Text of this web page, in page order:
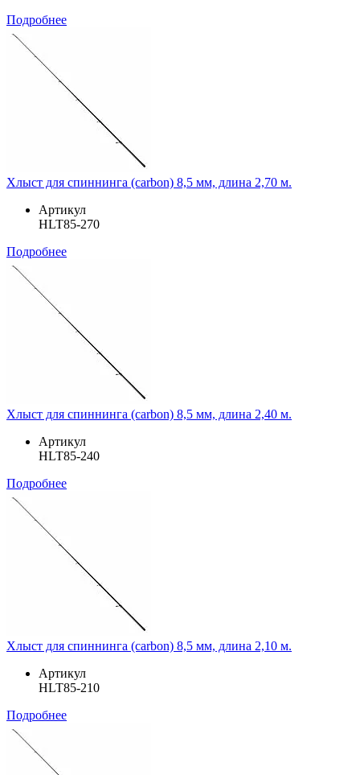
Подробнее
Хлыст для спиннинга (carbon) 8,5 мм, длина 2,70 м.
Артикул
HLT85-270
Подробнее
Хлыст для спиннинга (carbon) 8,5 мм, длина 2,40 м.
Артикул
HLT85-240
Подробнее
Хлыст для спиннинга (carbon) 8,5 мм, длина 2,10 м.
Артикул
HLT85-210
Подробнее